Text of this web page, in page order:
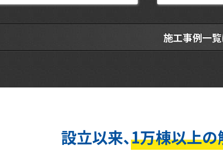
施工事例一覧
設立以来、1万棟以上の